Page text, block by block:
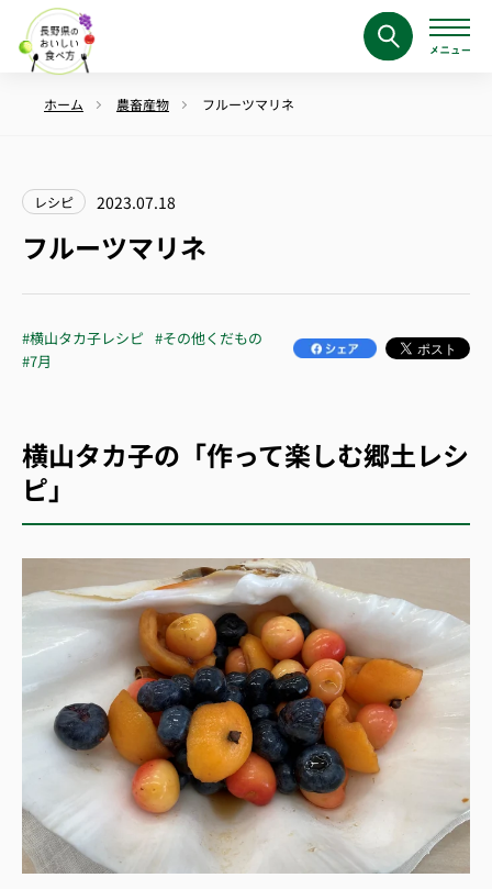
ホーム 農畜産物 フルーツマリネ
レシピ 2023.07.18
フルーツマリネ
#横山タカ子レシピ #その他くだもの
#7月
横山タカ子の「作って楽しむ郷土レシ
ピ」